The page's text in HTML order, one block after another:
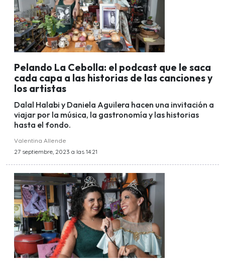
Pelando La Cebolla: el podcast que le saca
cada capa a las historias de las canciones y
los artistas
Dalal Halabi y Daniela Aguilera hacen una invitación a
viajar por la música, la gastronomía y las historias
hasta el fondo.
Valentina Allende
27 septiembre, 2023 a las 14:21